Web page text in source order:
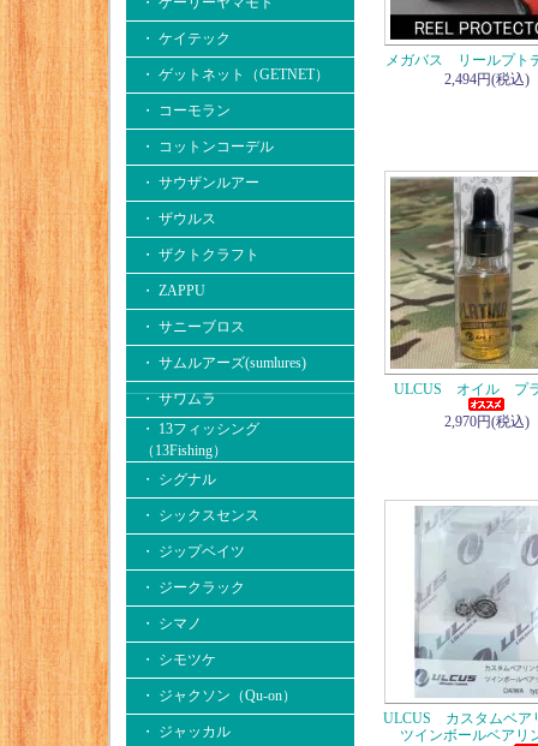
・ ケイテック
・ ゲットネット（GETNET）
・ コーモラン
・ コットンコーデル
・ サウザンルアー
・ ザウルス
・ ザクトクラフト
・ ZAPPU
・ サニーブロス
・ サムルアーズ(sumlures)
・ サワムラ
・ 13フィッシング
（13Fishing）
・ シグナル
・ シックスセンス
・ ジップベイツ
・ ジークラック
・ シマノ
・ シモツケ
・ ジャクソン（Qu-on）
・ ジャッカル
メガバス リールプト
2,494円(税込)
ULCUS オイル プ
2,970円(税込)
ULCUS カスタムベ
ツインボールベア